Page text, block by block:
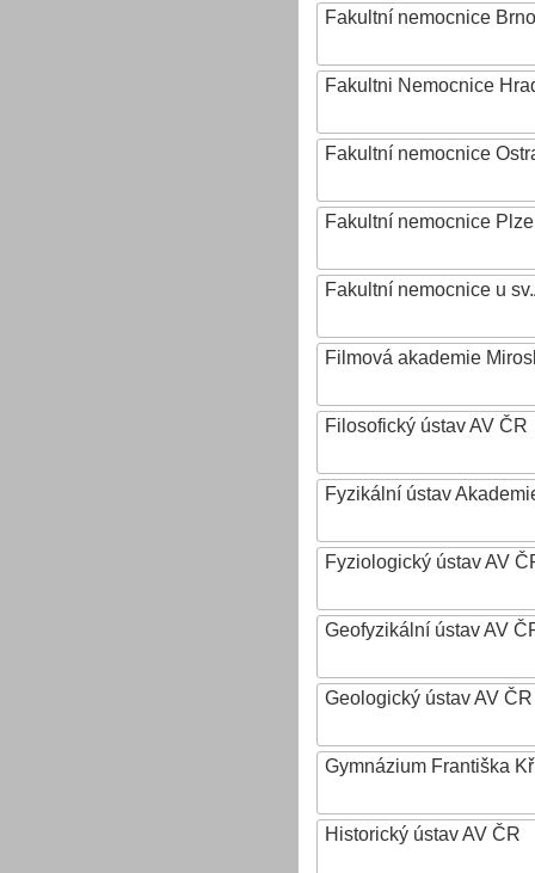
Fakultní nemocnice Brno
Fakultni Nemocnice
Fakultní nemocnice
Fakultní nemocnice
Fakultní nemocnice u
Filmová akademie
Filosofický ústav AV ČR
Fyzikální ústav
Fyziologický ústav AV
Geofyzikální ústav AV
Geologický ústav AV ČR
Gymnázium Františka
Historický ústav AV ČR